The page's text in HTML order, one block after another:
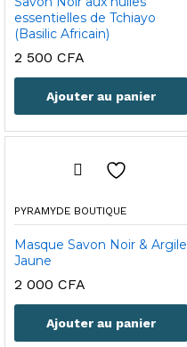
essentielles de Tchiayo
(Basilic Africain)
2 500 CFA
Ajouter au panier
PYRAMYDE BOUTIQUE
Masque Savon Noir & Argile
Jaune
2 000 CFA
Ajouter au panier